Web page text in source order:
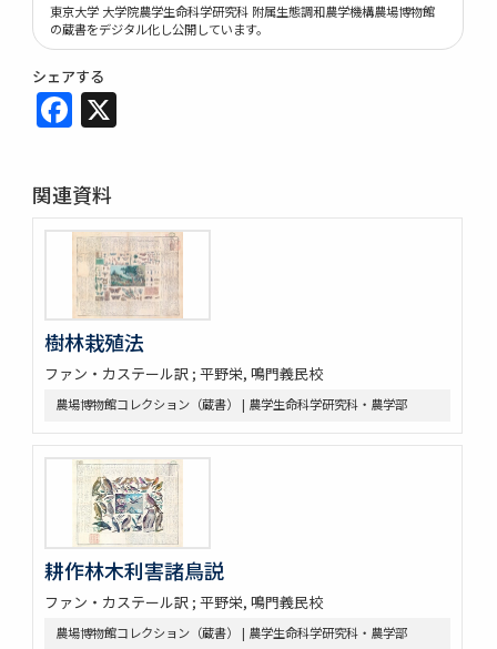
東京大学 大学院農学生命科学研究科 附属生態調和農学機構農場博物館
の蔵書をデジタル化し公開しています。
シェアする
Facebook
関連資料
樹林栽殖法
ファン・カステール訳 ; 平野栄, 鳴門義民校
農場博物館コレクション（蔵書） | 農学生命科学研究科・農学部
耕作林木利害諸鳥説
ファン・カステール訳 ; 平野栄, 鳴門義民校
農場博物館コレクション（蔵書） | 農学生命科学研究科・農学部